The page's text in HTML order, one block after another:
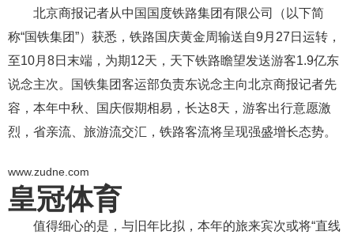
北京商报记者从中国国度铁路集团有限公司（以下简
称“国铁集团”）获悉，铁路国庆黄金周输送自9月27日运转，
至10月8日末端，为期12天，天下铁路瞻望发送游客1.9亿东
说念主次。国铁集团客运部负责东说念主向北京商报记者先
容，本年中秋、国庆假期相易，长达8天，游客出行意愿激
烈，省亲流、旅游流交汇，铁路客流将呈现强盛增长态势。
www.zudne.com
皇冠体育
值得细心的是，与旧年比拟，本年的旅来宾次或将“直线